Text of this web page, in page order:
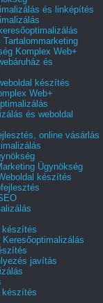
és linképítés
Komplex Web+
és
készítés
Web+
és weboldal
online vásárlás
Ügynökség
készítés
készítés
javítás
készítés